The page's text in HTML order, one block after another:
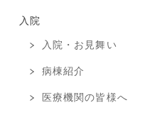
入院
入院・お見舞い
病棟紹介
医療機関の皆様へ